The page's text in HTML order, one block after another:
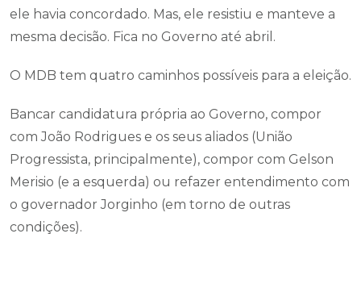
ele havia concordado. Mas, ele resistiu e manteve a
mesma decisão. Fica no Governo até abril.
O MDB tem quatro caminhos possíveis para a eleição.
Bancar candidatura própria ao Governo, compor
com João Rodrigues e os seus aliados (União
Progressista, principalmente), compor com Gelson
Merisio (e a esquerda) ou refazer entendimento com
o governador Jorginho (em torno de outras
condições).